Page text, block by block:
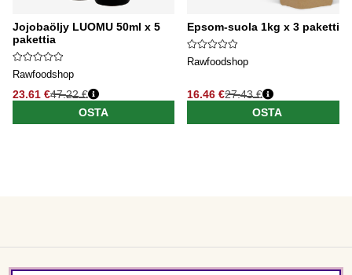
Jojobaöljy LUOMU 50ml x 5
pakettia
Rawfoodshop
23.61 €47.22 €
OSTA
Epsom-suola 1kg x 3 pakettia
Rawfoodshop
16.46 €27.43 €
OSTA